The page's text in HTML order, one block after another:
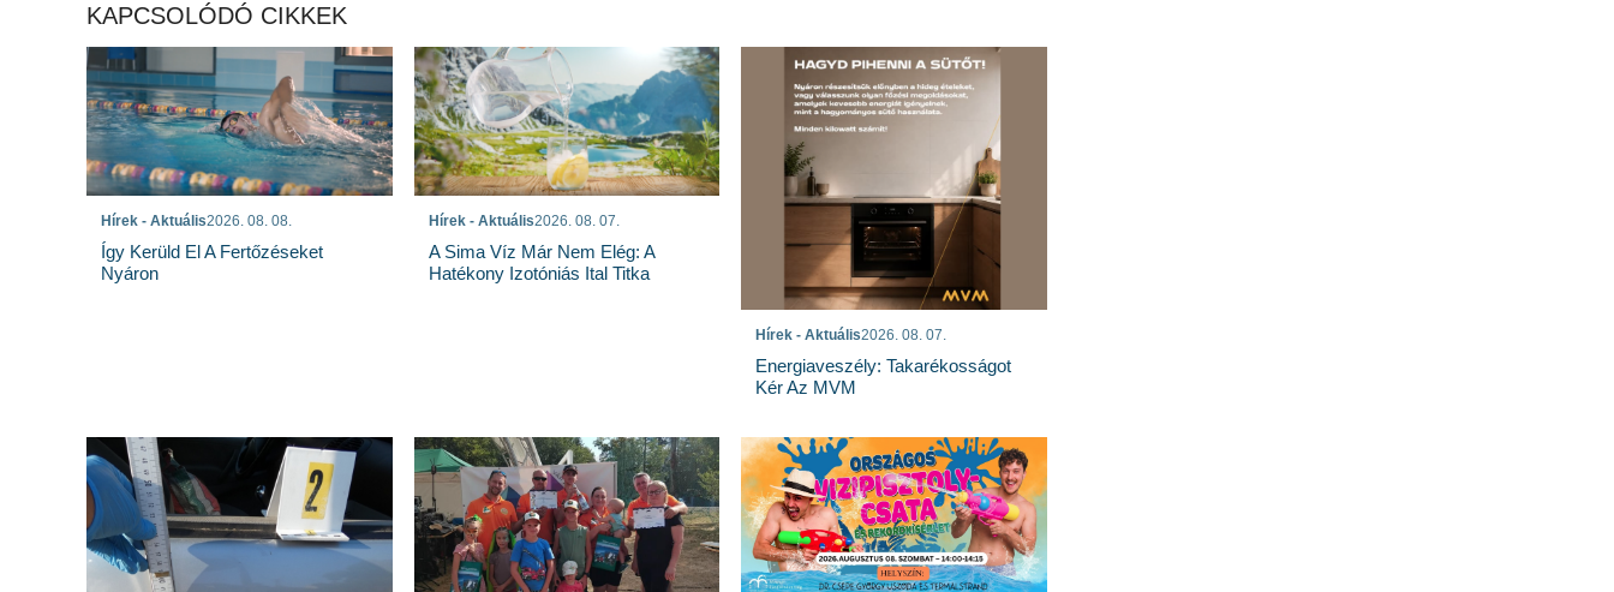
KAPCSOLÓDÓ CIKKEK
Hírek - Aktuális2026. 08. 08.
Így Kerüld El A Fertőzéseket
Nyáron
Hírek - Aktuális2026. 08. 07.
A Sima Víz Már Nem Elég: A
Hatékony Izotóniás Ital Titka
Hírek - Aktuális2026. 08. 07.
Energiaveszély: Takarékosságot
Kér Az MVM